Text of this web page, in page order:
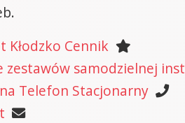
Kłodzko Cennik
zestawów samodzielnej
Telefon Stacjonarny